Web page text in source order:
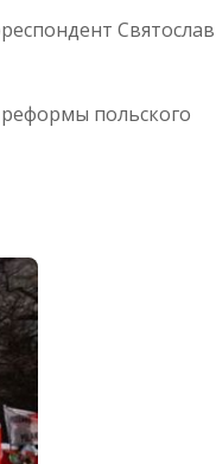
Святослав
польского